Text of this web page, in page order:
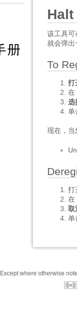
Halt
该工具可
就会弹出
To
打
在
选
单
现在，当
打
在
取
单
Except where otherwise